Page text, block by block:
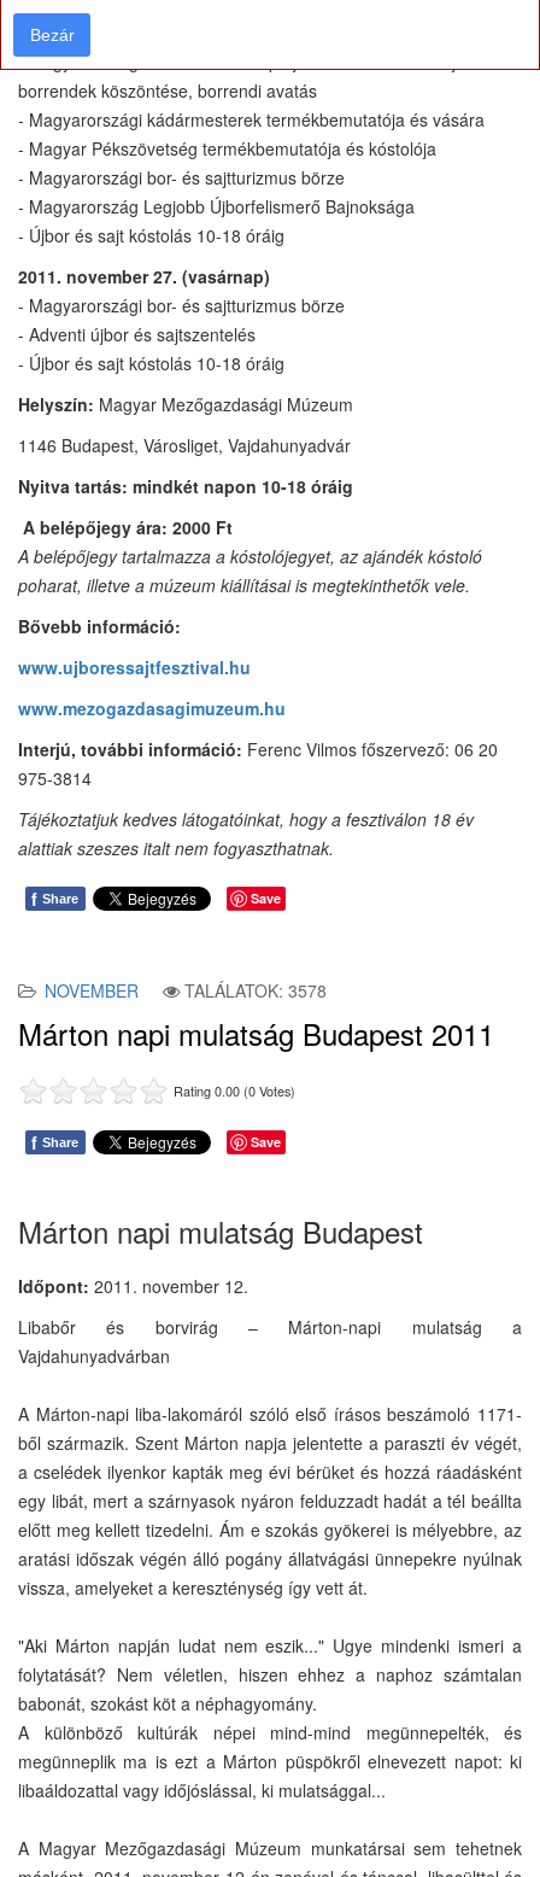
- VIII. Magyarországi Újbor Futam
- Magyarországi borrendek ünnepélyes felvonulása és a jubiláló
borrendek köszöntése, borrendi avatás
- Magyarországi kádármesterek termékbemutatója és vására
- Magyar Pékszövetség termékbemutatója és kóstolója
- Magyarországi bor- és sajtturizmus börze
- Magyarország Legjobb Újborfelismerő Bajnoksága
- Újbor és sajt kóstolás 10-18 óráig
2011. november 27. (vasárnap)
- Magyarországi bor- és sajtturizmus börze
- Adventi újbor és sajtszentelés
- Újbor és sajt kóstolás 10-18 óráig
Helyszín: Magyar Mezőgazdasági Múzeum
1146 Budapest, Városliget, Vajdahunyadvár
Nyitva tartás: mindkét napon 10-18 óráig
A belépőjegy ára: 2000 Ft
A belépőjegy tartalmazza a kóstolójegyet, az ajándék kóstoló
poharat, illetve a múzeum kiállításai is megtekinthetők vele.
Bővebb információ:
www.ujboressajtfesztival.hu
www.mezogazdasagimuzeum.hu
Interjú, további információ: Ferenc Vilmos főszervező: 06 20
975-3814
Tájékoztatjuk kedves látogatóinkat, hogy a fesztiválon 18 év
alattiak szeszes italt nem fogyaszthatnak.
f Share Save
NOVEMBER TALÁLATOK: 3578
Márton napi mulatság Budapest 2011
Rating 0.00 (0 Votes)
f Share Save
Márton napi mulatság Budapest
Időpont: 2011. november 12.
Libabőr és borvirág – Márton-napi mulatság a
Vajdahunyadvárban
A Márton-napi liba-lakomáról szóló első írásos beszámoló 1171-
ből származik. Szent Márton napja jelentette a paraszti év végét,
a cselédek ilyenkor kapták meg évi bérüket és hozzá ráadásként
egy libát, mert a szárnyasok nyáron felduzzadt hadát a tél beállta
előtt meg kellett tizedelni. Ám e szokás gyökerei is mélyebbre, az
aratási időszak végén álló pogány állatvágási ünnepekre nyúlnak
vissza, amelyeket a kereszténység így vett át.
"Aki Márton napján ludat nem eszik..." Ugye mindenki ismeri a
folytatását? Nem véletlen, hiszen ehhez a naphoz számtalan
babonát, szokást köt a néphagyomány.
A különböző kultúrák népei mind-mind megünnepelték, és
megünneplik ma is ezt a Márton püspökről elnevezett napot: ki
libaáldozattal vagy időjóslással, ki mulatsággal...
A Magyar Mezőgazdasági Múzeum munkatársai sem tehetnek
Bezár
Bezár